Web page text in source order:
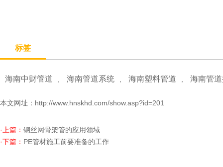
标签
海南中财管道 海南管道系统 海南塑料管道 海南管
本文网址： http://www.hnskhd.com/show.asp?id=201
·上篇： 钢丝网骨架管的应用领域
·下篇： PE管材施工前要准备的工作